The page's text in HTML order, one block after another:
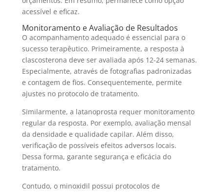
acessível e eficaz.
Monitoramento e Avaliação de Resultados
O acompanhamento adequado é essencial para o
sucesso terapêutico. Primeiramente, a resposta à
clascosterona deve ser avaliada após 12-24 semanas.
Especialmente, através de fotografias padronizadas
e contagem de fios. Consequentemente, permite
ajustes no protocolo de tratamento.
Similarmente, a latanoprosta requer monitoramento
regular da resposta. Por exemplo, avaliação mensal
da densidade e qualidade capilar. Além disso,
verificação de possíveis efeitos adversos locais.
Dessa forma, garante segurança e eficácia do
tratamento.
Contudo, o minoxidil possui protocolos de